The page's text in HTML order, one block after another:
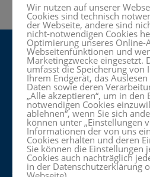
Kontakt:
FPS Werkzeugmaschinen
Birkerfeld 9
83627 Warngau
FPS
Zeller Straße 19
Wir nutzen auf unserer
Cookies sind technisch
der Webseite, andere sind
nicht-notwendigen Cookies
Optimierung unseres Online-
Webseitenfunktionen und
Marketingzwecke eingesetzt.
umfasst die Speicherung
Ihrem Endgerät, das
Daten sowie deren
„Alle akzeptieren“, um in den
notwendigen Cookies
ablehnen“, wenn Sie sich
können unter „Einstellungen
Informationen der von uns
Cookies erhalten und deren
Sie können die Einstellungen
Cookies auch nachträglich
in der Datenschutzerklärung